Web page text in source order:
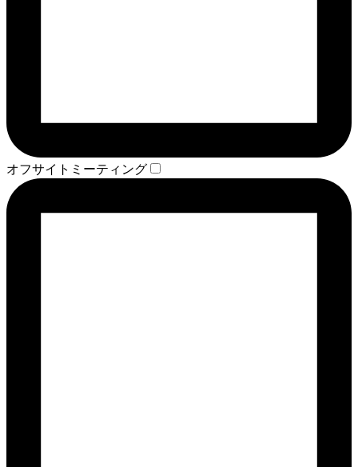
オフサイトミーティング